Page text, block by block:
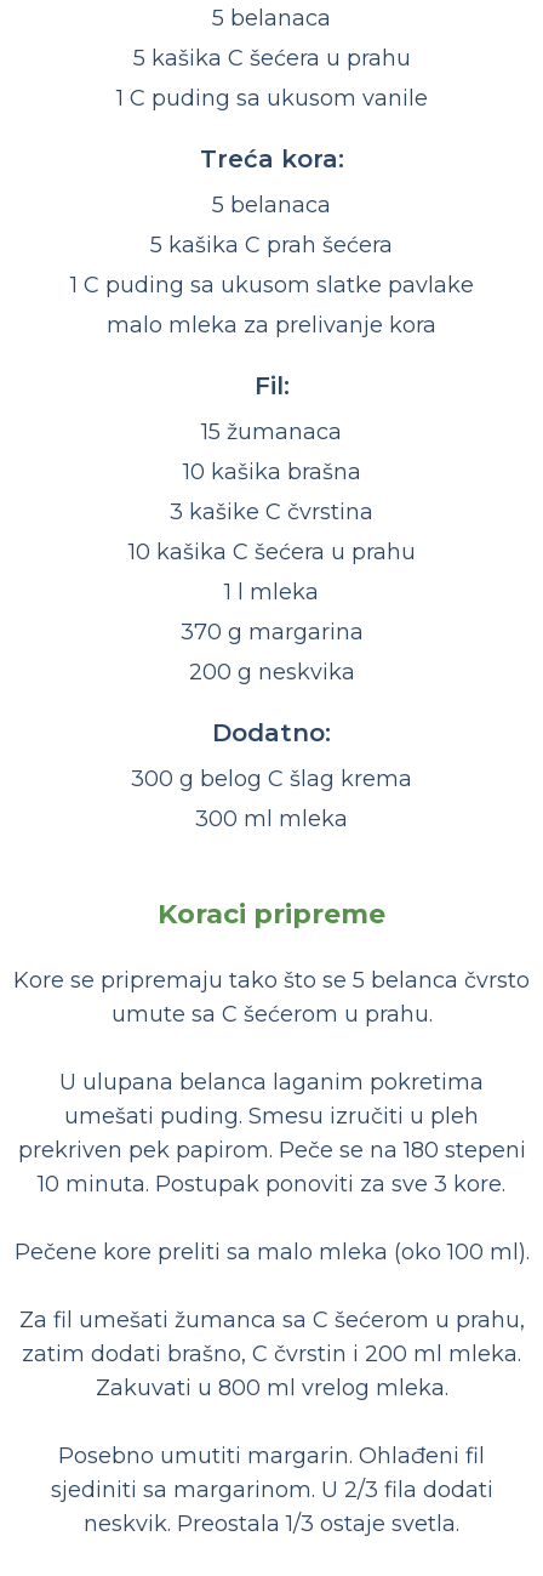
5 belanaca
5 kašika C šećera u prahu
1 C puding sa ukusom vanile
Treća kora:
5 belanaca
5 kašika C prah šećera
1 C puding sa ukusom slatke pavlake
malo mleka za prelivanje kora
Fil:
15 žumanaca
10 kašika brašna
3 kašike C čvrstina
10 kašika C šećera u prahu
1 l mleka
370 g margarina
200 g neskvika
Dodatno:
300 g belog C šlag krema
300 ml mleka
Koraci pripreme
Kore se pripremaju tako što se 5 belanca čvrsto
umute sa C šećerom u prahu.
U ulupana belanca laganim pokretima
umešati puding. Smesu izručiti u pleh
prekriven pek papirom. Peče se na 180 stepeni
10 minuta. Postupak ponoviti za sve 3 kore.
Pečene kore preliti sa malo mleka (oko 100 ml).
Za fil umešati žumanca sa C šećerom u prahu,
zatim dodati brašno, C čvrstin i 200 ml mleka.
Zakuvati u 800 ml vrelog mleka.
Posebno umutiti margarin. Ohlađeni fil
sjediniti sa margarinom. U 2/3 fila dodati
neskvik. Preostala 1/3 ostaje svetla.